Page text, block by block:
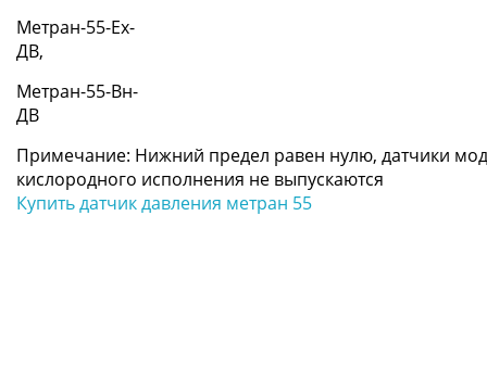
Метран-55-Ex-
ДВ,
Метран-55-Вн-
ДВ
Примечание: Нижний предел равен нулю, датчики
кислородного исполнения не выпускаются
Купить датчик давления метран 55